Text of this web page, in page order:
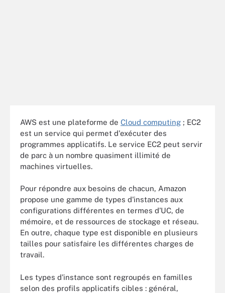
AWS est une plateforme de Cloud computing ; EC2
est un service qui permet d'exécuter des
programmes applicatifs. Le service EC2 peut servir
de parc à un nombre quasiment illimité de
machines virtuelles.
Pour répondre aux besoins de chacun, Amazon
propose une gamme de types d'instances aux
configurations différentes en termes d’UC, de
mémoire, et de ressources de stockage et réseau.
En outre, chaque type est disponible en plusieurs
tailles pour satisfaire les différentes charges de
travail.
Les types d'instance sont regroupés en familles
selon des profils applicatifs cibles : général,